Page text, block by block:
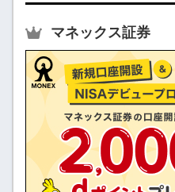
マネックス証券